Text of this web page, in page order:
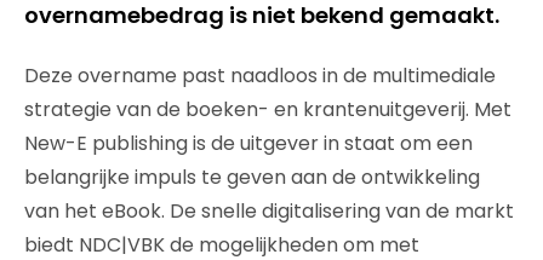
overnamebedrag is niet bekend gemaakt.
Deze overname past naadloos in de multimediale
strategie van de boeken- en krantenuitgeverij. Met
New-E publishing is de uitgever in staat om een
belangrijke impuls te geven aan de ontwikkeling
van het eBook. De snelle digitalisering van de markt
biedt NDC|VBK de mogelijkheden om met